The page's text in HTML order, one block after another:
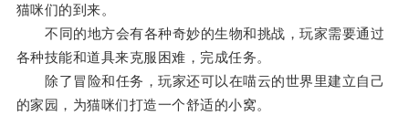
猫咪们的到来。
不同的地方会有各种奇妙的生物和挑战，玩家需要通过
各种技能和道具来克服困难，完成任务。
除了冒险和任务，玩家还可以在喵云的世界里建立自己
的家园，为猫咪们打造一个舒适的小窝。